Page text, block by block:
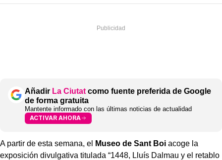
Añadir La Ciutat como fuente preferida de Google
de forma gratuita
Mantente informado con las últimas noticias de actualidad
ACTIVAR AHORA
A partir de esta semana, el Museo de Sant Boi acoge la
exposición divulgativa titulada “1448, Lluís Dalmau y el retablo